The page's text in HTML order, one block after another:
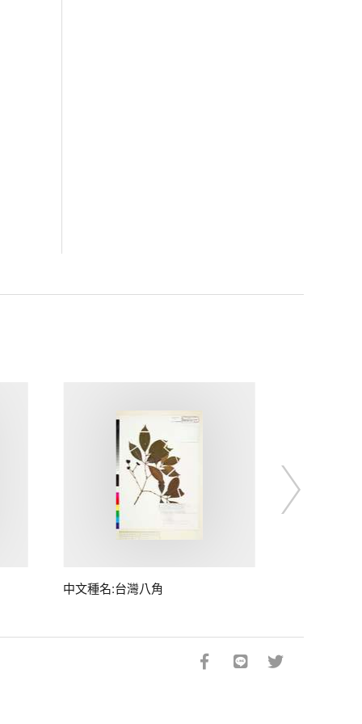
中文種名:台灣八角